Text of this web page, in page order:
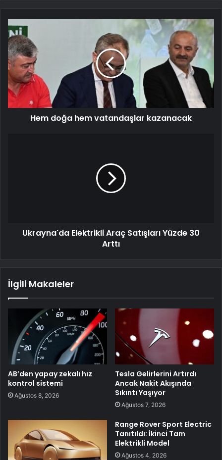
Hem doğa hem vatandaşlar kazanacak
Ukrayna'da Elektrikli Araç Satışları Yüzde 30
Arttı
İlgili Makaleler
AB’den yapay zekalı hız
kontrol sistemi
Ağustos 8, 2026
Tesla Gelirlerini Artırdı
Ancak Nakit Akışında
Sıkıntı Yaşıyor
Ağustos 7, 2026
Range Rover Sport Electric
Tanıtıldı: İkinci Tam
Elektrikli Model
Ağustos 4, 2026